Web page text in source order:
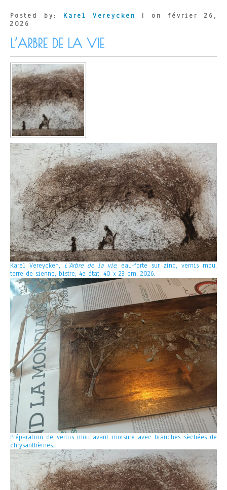
Posted by: Karel Vereycken
| on février 26,
2026
L’ARBRE DE LA VIE
Karel Vereycken, L’Arbre de la vie, eau-forte sur zinc, vernis mou,
terre de sienne, bistre, 4e état, 40 x 23 cm, 2026.
Préparation de vernis mou avant morsure avec branches sèchées de
chrysanthèmes.